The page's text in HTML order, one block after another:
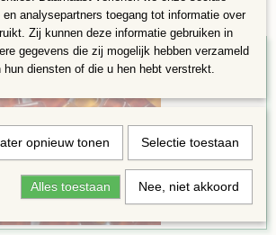
analysepartners toegang tot informatie over
Zij kunnen deze informatie gebruiken in
gegevens die zij mogelijk hebben verzameld
hun diensten of die u hen hebt verstrekt.
opnieuw tonen Selectie toestaan
Alles toestaan Nee, niet akkoord